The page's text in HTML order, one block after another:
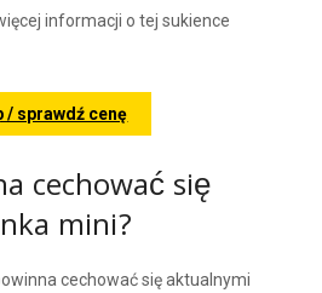
informacji o tej sukience
/ sprawdź cenę
cechować się
mini?
cechować się aktualnymi